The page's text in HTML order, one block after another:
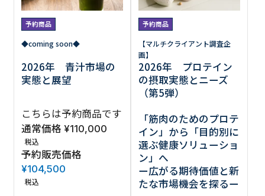
リセット 検索する
予約商品
◆coming soon◆
2026年 青汁市場の
実態と展望
こちらは予約商品です
通常価格 ¥110,000
税込
予約販売価格
¥104,500
税込
予約商品
【マルチクライアント調査企
画】
2026年 プロテイン
の摂取実態とニーズ
（第5弾）
「筋肉のためのプロテ
イン」から「目的別に
選ぶ健康ソリューショ
ン」へ
ー広がる期待価値と新
たな市場機会を探るー